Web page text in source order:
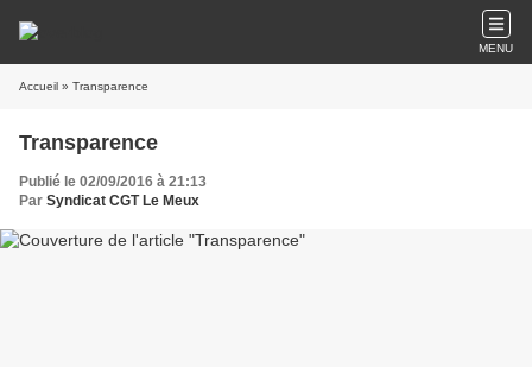
MENU
Accueil » Transparence
Transparence
Publié le 02/09/2016 à 21:13
Par Syndicat CGT Le Meux